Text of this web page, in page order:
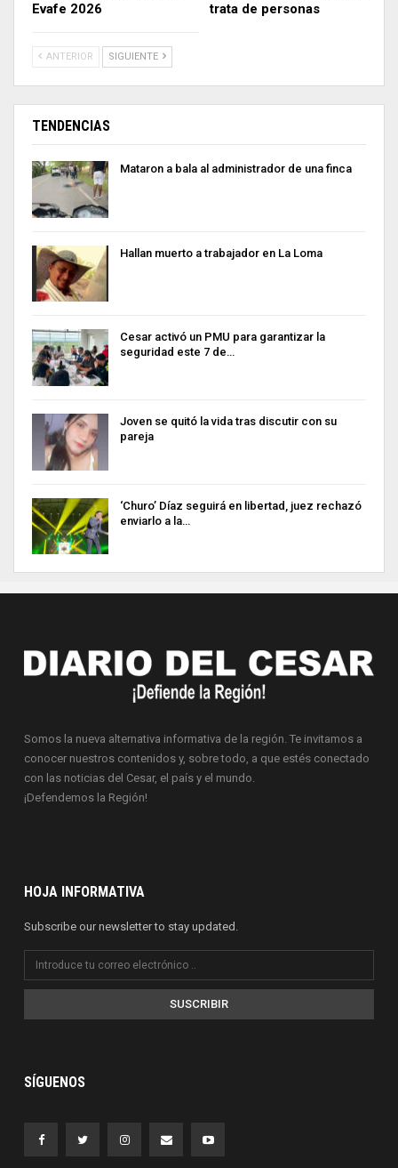
Evafe 2026
trata de personas
ANTERIOR SIGUIENTE
TENDENCIAS
Mataron a bala al administrador de una finca
Hallan muerto a trabajador en La Loma
Cesar activó un PMU para garantizar la
seguridad este 7 de…
Joven se quitó la vida tras discutir con su
pareja
‘Churo’ Díaz seguirá en libertad, juez rechazó
enviarlo a la…
Somos la nueva alternativa informativa de la región. Te invitamos a
conocer nuestros contenidos y, sobre todo, a que estés conectado
con las noticias del Cesar, el país y el mundo.
¡Defendemos la Región!
HOJA INFORMATIVA
Subscribe our newsletter to stay updated.
SUSCRIBIR
SÍGUENOS